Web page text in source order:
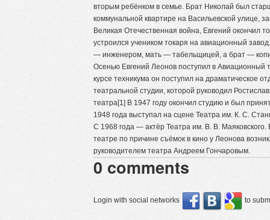
вторым ребёнком в семье. Брат Николай был
коммунальной квартире на Васильевской улице,
Великая Отечественная война, Евгений окончил
устроился учеником токаря на авиационный
— инженером, мать — табельщицей, а брат —
Осенью Евгений Леонов поступил в Авиационный
курсе техникума он поступил на драматическое
театральной студии, которой руководил
театра[1] В 1947 году окончил студию и был
1948 года выступал на сцене Театра им. К. С.
С 1968 года — актёр Театра им. В. В. Маяковского.
театре по причине съёмок в кино у Леонова
руководителем театра Андреем Гончаровым.
0 comments
Login with social networks to